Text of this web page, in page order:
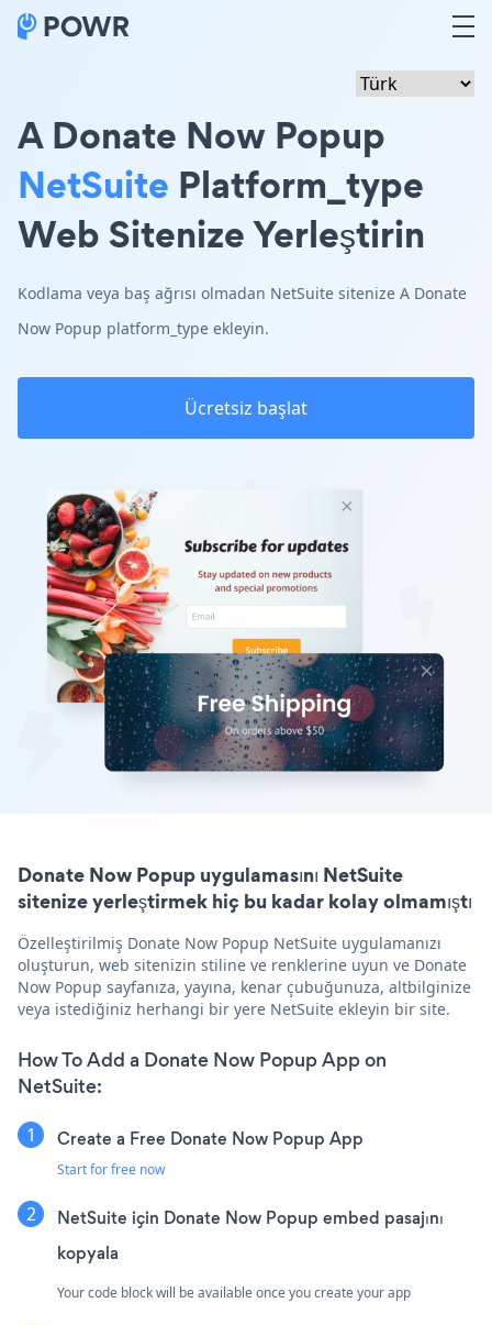
A Donate Now Popup
NetSuite Platform_type
Web Sitenize Yerleştirin
Kodlama veya baş ağrısı olmadan NetSuite sitenize A Donate
Now Popup platform_type ekleyin.
Ücretsiz başlat
Donate Now Popup uygulamasını NetSuite
sitenize yerleştirmek hiç bu kadar kolay olmamıştı
Özelleştirilmiş Donate Now Popup NetSuite uygulamanızı
oluşturun, web sitenizin stiline ve renklerine uyun ve Donate
Now Popup sayfanıza, yayına, kenar çubuğunuza, altbilginize
veya istediğiniz herhangi bir yere NetSuite ekleyin bir site.
How To Add a Donate Now Popup App on
NetSuite:
Create a Free Donate Now Popup App
Start for free now
NetSuite için Donate Now Popup embed pasajını
kopyala
Your code block will be available once you create your app